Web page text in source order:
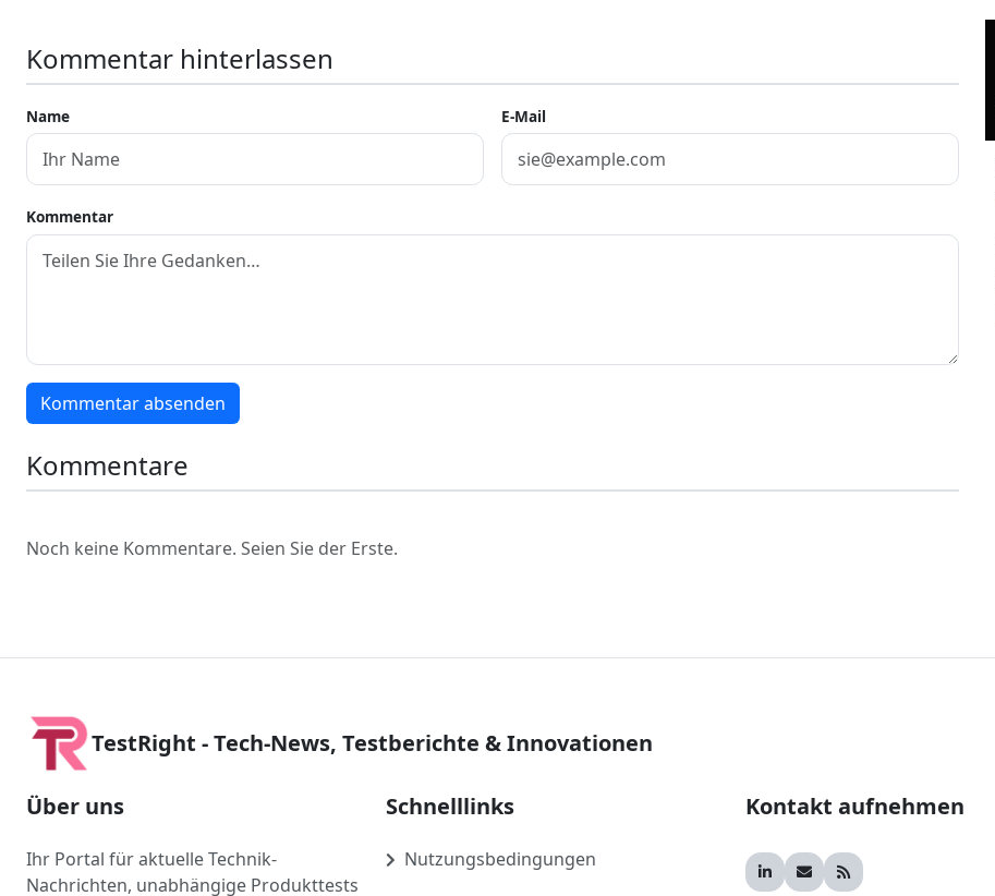
Kommentar hinterlassen
Name E-Mail
Kommentar
Kommentar absenden
Kommentare
Noch keine Kommentare. Seien Sie der Erste.
TestRight - Tech-News, Testberichte & Innovationen
Über uns
Ihr Portal für aktuelle Technik-
Nachrichten, unabhängige Produkttests
Schnelllinks
Nutzungsbedingungen
Kontakt aufnehmen